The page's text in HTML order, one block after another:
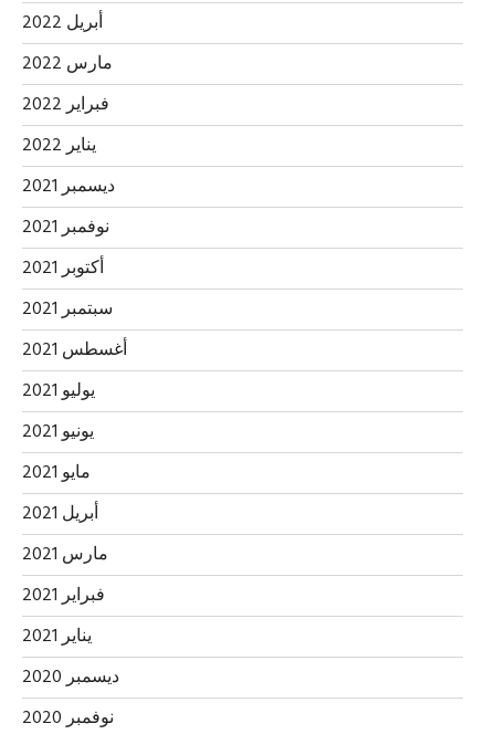
أبريل 2022
مارس 2022
فبراير 2022
يناير 2022
ديسمبر 2021
نوفمبر 2021
أكتوبر 2021
سبتمبر 2021
أغسطس 2021
يوليو 2021
يونيو 2021
مايو 2021
أبريل 2021
مارس 2021
فبراير 2021
يناير 2021
ديسمبر 2020
نوفمبر 2020